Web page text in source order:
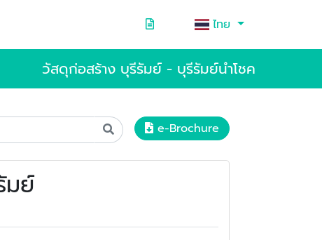
ไทย
วัสดุก่อสร้าง บุรีรัมย์ - บุรีรัมย์นำโชค
e-Brochure
มย์